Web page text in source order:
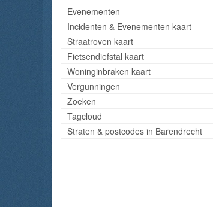
Evenementen
Incidenten & Evenementen kaart
Straatroven kaart
Fietsendiefstal kaart
Woninginbraken kaart
Vergunningen
Zoeken
Tagcloud
Straten & postcodes in Barendrecht